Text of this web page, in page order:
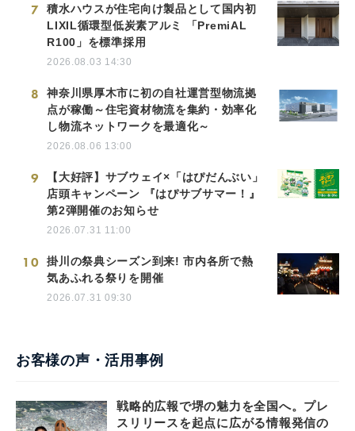
7
積水ハウスが住宅向け製品として国内初
LIXIL循環型低炭素アルミ 「PremiAL
R100」を標準採用
2026.08.03 14:30
8
神奈川県厚木市に初の自社運営型物流拠
点が稼働～住宅資材物流を集約・効率化
し物流ネットワークを最適化～
2026.08.06 13:00
9
【大好評】サブウェイ×「はぴだんぶい」
店頭キャンペーン 『はぴサブサマー！』
第2弾開催のお知らせ
2026.07.31 11:00
10
掛川の祭典シーズン到来! 市内各所で熱
気あふれる祭りを開催
2026.07.31 09:30
お客様の声・活用事例
戦略的広報で堺の魅力を全国へ。プレ
スリリースを起点に広がる情報発信の